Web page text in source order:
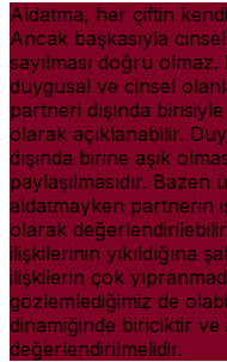
Aldatma, her çiftin
Ancak başkasıyla
sayılması doğru
duygusal ve cinsel
partneri dışında
olarak açıklanabilir.
dışında birine aşık
paylaşılmasıdır.
aldatmayken partnerin
olarak
ilişkilerinin yıkıldığına
ilişkilerin çok
gözlemlediğimiz de
dinamiğinde biriciktir
değerlendirilmelidir.